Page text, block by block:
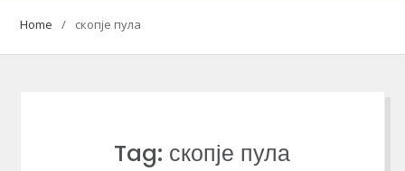
Home скопје пула
Tag: скопје пула